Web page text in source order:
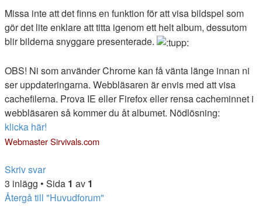
Missa inte att det finns en funktion för att visa bildspel som
gör det lite enklare att titta igenom ett helt album, dessutom
blir bilderna snyggare presenterade.
OBS! Ni som använder Chrome kan få vänta länge innan ni
ser uppdateringarna. Webbläsaren är envis med att visa
cachefilerna. Prova IE eller Firefox eller rensa cacheminnet i
webbläsaren så kommer du åt albumet. Nödlösning:
klicka här!
Webmaster Sirvivals.com
Skriv svar
3 inlägg • Sida 1 av 1
Återgå till "Huvudforum"